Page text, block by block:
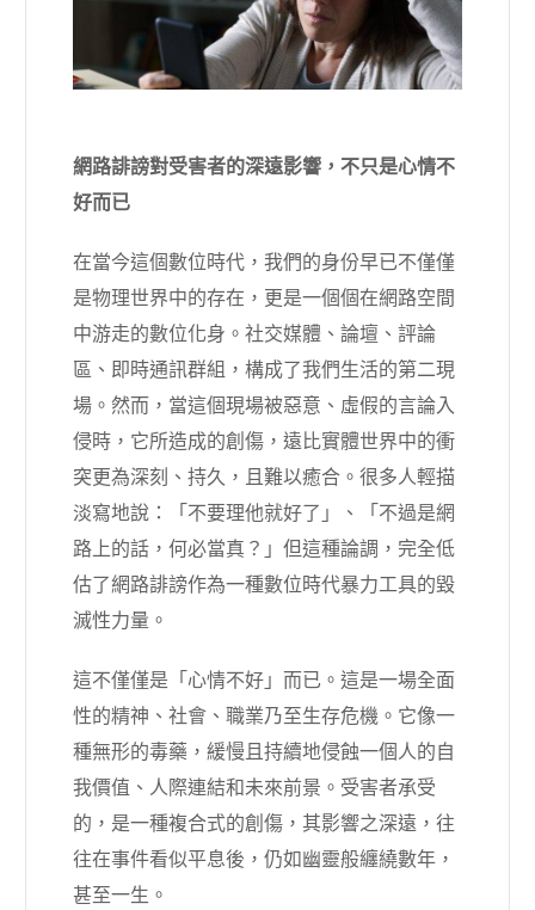
網路誹謗對受害者的深遠影響，不只是心情不
好而已
在當今這個數位時代，我們的身份早已不僅僅
是物理世界中的存在，更是一個個在網路空間
中游走的數位化身。社交媒體、論壇、評論
區、即時通訊群組，構成了我們生活的第二現
場。然而，當這個現場被惡意、虛假的言論入
侵時，它所造成的創傷，遠比實體世界中的衝
突更為深刻、持久，且難以癒合。很多人輕描
淡寫地說：「不要理他就好了」、「不過是網
路上的話，何必當真？」但這種論調，完全低
估了網路誹謗作為一種數位時代暴力工具的毀
滅性力量。
這不僅僅是「心情不好」而已。這是一場全面
性的精神、社會、職業乃至生存危機。它像一
種無形的毒藥，緩慢且持續地侵蝕一個人的自
我價值、人際連結和未來前景。受害者承受
的，是一種複合式的創傷，其影響之深遠，往
往在事件看似平息後，仍如幽靈般纏繞數年，
甚至一生。